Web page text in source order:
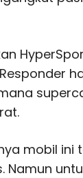
mobil
Namun